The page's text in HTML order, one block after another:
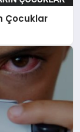
Çocuklar